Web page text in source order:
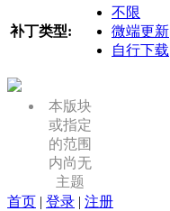
补丁类型:
不限
微端更新
自行下载
本版块
或指定
的范围
内尚无
主题
首页 | 登录 | 注册